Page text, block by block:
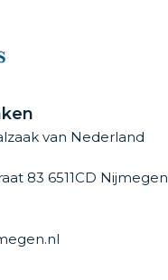
van Nederland
83 6511CD Nijmegen